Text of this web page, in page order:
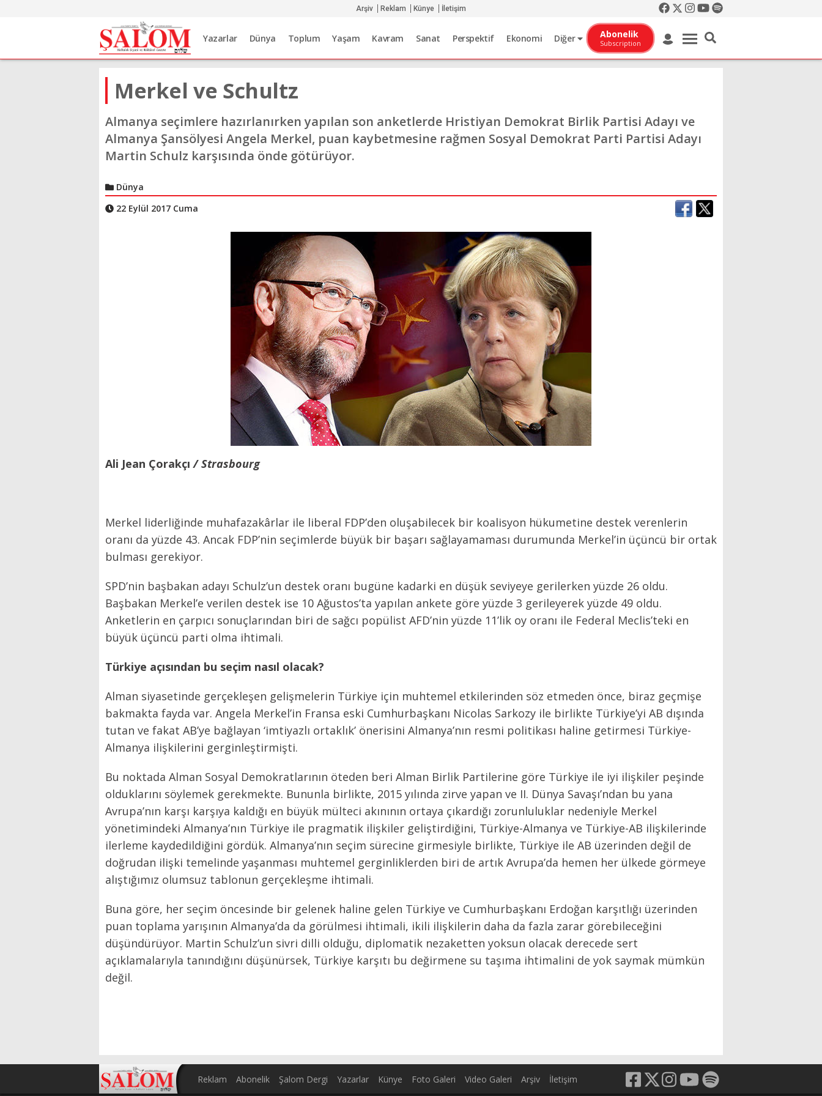
Arşiv Reklam Künye İletişim
Yazarlar Dünya Toplum Yaşam Kavram Sanat Perspektif Ekonomi Diğer Abonelik
Subscription
Merkel ve Schultz
Almanya seçimlere hazırlanırken yapılan son anketlerde Hristiyan Demokrat Birlik Partisi Adayı ve
Almanya Şansölyesi Angela Merkel, puan kaybetmesine rağmen Sosyal Demokrat Parti Partisi Adayı
Martin Schulz karşısında önde götürüyor.
Dünya
22 Eylül 2017 Cuma
Ali Jean Çorakçı / Strasbourg
Merkel liderliğinde muhafazakârlar ile liberal FDP’den oluşabilecek bir koalisyon hükumetine destek verenlerin
oranı da yüzde 43. Ancak FDP’nin seçimlerde büyük bir başarı sağlayamaması durumunda Merkel’in üçüncü bir ortak
bulması gerekiyor.
SPD’nin başbakan adayı Schulz’un destek oranı bugüne kadarki en düşük seviyeye gerilerken yüzde 26 oldu.
Başbakan Merkel’e verilen destek ise 10 Ağustos’ta yapılan ankete göre yüzde 3 gerileyerek yüzde 49 oldu.
Anketlerin en çarpıcı sonuçlarından biri de sağcı popülist AFD’nin yüzde 11’lik oy oranı ile Federal Meclis’teki en
büyük üçüncü parti olma ihtimali.
Türkiye açısından bu seçim nasıl olacak?
Alman siyasetinde gerçekleşen gelişmelerin Türkiye için muhtemel etkilerinden söz etmeden önce, biraz geçmişe
bakmakta fayda var. Angela Merkel’in Fransa eski Cumhurbaşkanı Nicolas Sarkozy ile birlikte Türkiye’yi AB dışında
tutan ve fakat AB’ye bağlayan ‘imtiyazlı ortaklık’ önerisini Almanya’nın resmi politikası haline getirmesi Türkiye-
Almanya ilişkilerini gerginleştirmişti.
Bu noktada Alman Sosyal Demokratlarının öteden beri Alman Birlik Partilerine göre Türkiye ile iyi ilişkiler peşinde
olduklarını söylemek gerekmekte. Bununla birlikte, 2015 yılında zirve yapan ve II. Dünya Savaşı’ndan bu yana
Avrupa’nın karşı karşıya kaldığı en büyük mülteci akınının ortaya çıkardığı zorunluluklar nedeniyle Merkel
yönetimindeki Almanya’nın Türkiye ile pragmatik ilişkiler geliştirdiğini, Türkiye-Almanya ve Türkiye-AB ilişkilerinde
ilerleme kaydedildiğini gördük. Almanya’nın seçim sürecine girmesiyle birlikte, Türkiye ile AB üzerinden değil de
doğrudan ilişki temelinde yaşanması muhtemel gerginliklerden biri de artık Avrupa’da hemen her ülkede görmeye
alıştığımız olumsuz tablonun gerçekleşme ihtimali.
Buna göre, her seçim öncesinde bir gelenek haline gelen Türkiye ve Cumhurbaşkanı Erdoğan karşıtlığı üzerinden
puan toplama yarışının Almanya’da da görülmesi ihtimali, ikili ilişkilerin daha da fazla zarar görebileceğini
düşündürüyor. Martin Schulz’un sivri dilli olduğu, diplomatik nezaketten yoksun olacak derecede sert
açıklamalarıyla tanındığını düşünürsek, Türkiye karşıtı bu değirmene su taşıma ihtimalini de yok saymak mümkün
değil.
Reklam Abonelik Şalom Dergi Yazarlar Künye Foto Galeri Video Galeri Arşiv İletişim